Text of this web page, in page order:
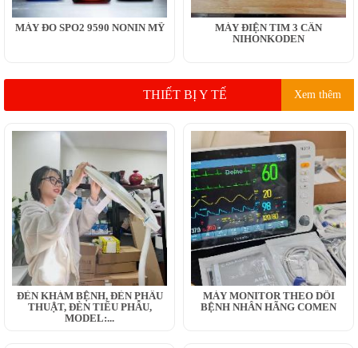
MÁY ĐO SPO2 9590 NONIN MỸ
MÁY ĐIỆN TIM 3 CẦN
NIHONKODEN
THIẾT BỊ Y TẾ Xem thêm
ĐÈN KHÁM BỆNH, ĐÈN PHẪU
THUẬT, ĐÈN TIỂU PHẪU,
MODEL:...
MÁY MONITOR THEO DÕI
BỆNH NHÂN HÃNG COMEN